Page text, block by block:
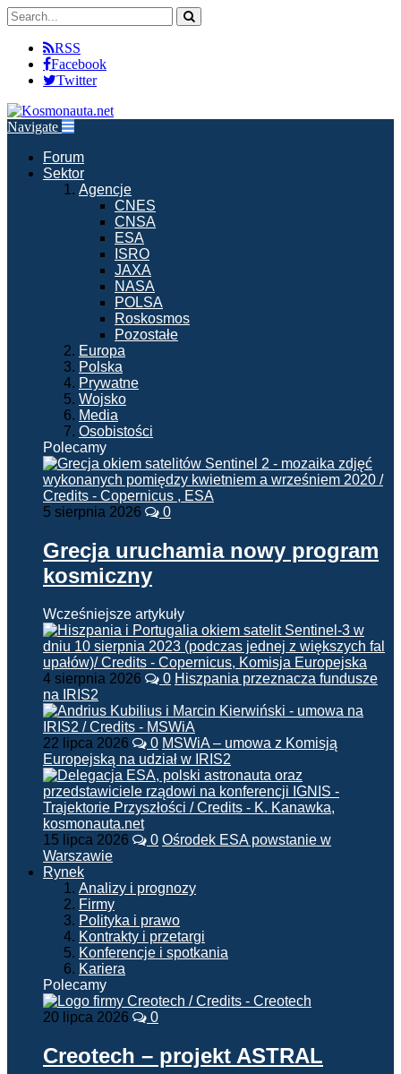
RSS
Facebook
Twitter
Navigate
Forum
Sektor
Agencje
CNES
CNSA
ESA
ISRO
JAXA
NASA
POLSA
Roskosmos
Pozostałe
Europa
Polska
Prywatne
Wojsko
Media
Osobistości
Polecamy
5 sierpnia 2026 0
Grecja uruchamia nowy program
kosmiczny
Wcześniejsze artykuły
4 sierpnia 2026 0 Hiszpania przeznacza fundusze
na IRIS2
22 lipca 2026 0 MSWiA – umowa z Komisją
Europejską na udział w IRIS2
15 lipca 2026 0 Ośrodek ESA powstanie w
Warszawie
Rynek
Analizy i prognozy
Firmy
Polityka i prawo
Kontrakty i przetargi
Konferencje i spotkania
Kariera
Polecamy
20 lipca 2026 0
Creotech – projekt ASTRAL